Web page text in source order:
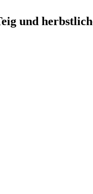
und